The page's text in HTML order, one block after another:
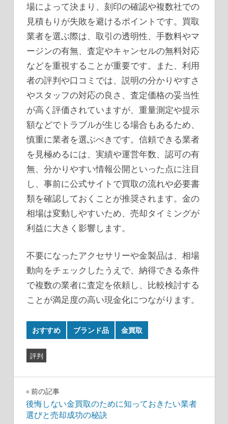
場によって決まり、刻印の確認や複数社での
見積もりが失敗を避けるポイントです。買取
業者を選ぶ際は、取引の透明性、手数料やマ
ージンの有無、査定やキャンセルの無料対応
などを重視することが重要です。また、利用
者の評判や口コミでは、説明の分かりやすさ
やスタッフの対応の良さ、査定価格の妥当性
が高く評価されていますが、重量測定や提示
額などでトラブルが生じる場合もあるため、
慎重に業者を選ぶべきです。信頼できる業者
を見極めるには、実績や運営年数、認可の有
無、分かりやすい情報公開といった点に注目
し、事前に公式サイトで買取の流れや必要書
類を確認しておくことが推奨されます。金の
相場は変動しやすいため、売却タイミングが
利益に大きく影響します。
不要になったアクセサリーや金製品は、相場
動向をチェックしたうえで、納得できる条件
で複数の業者に査定を依頼し、比較検討する
ことが満足度の高い現金化につながります。
おすすめ ブランド品 金買取
評判
投
稿
前の記事
後悔しない金買取のために知っておきたい業者
選びと売却成功の秘訣